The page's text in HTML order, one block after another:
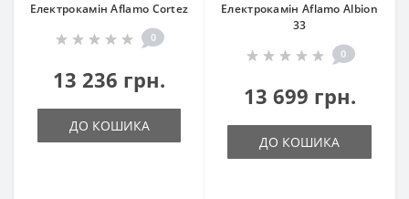
Електрокамін Aflamo Cortez
0
13 236 грн.
ДО КОШИКА
Електрокамін Aflamo Albion
33
0
13 699 грн.
ДО КОШИКА